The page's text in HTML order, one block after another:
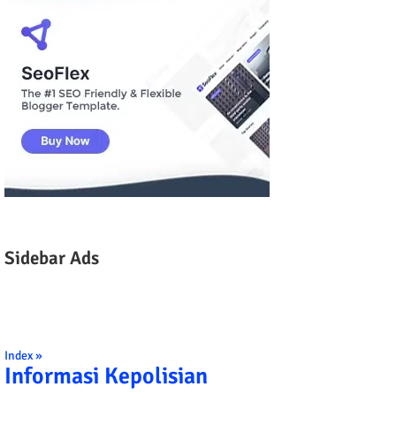
Sidebar Ads
Index »
Informasi Kepolisian